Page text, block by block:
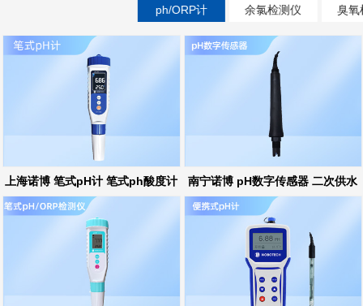
ph/ORP计 余氯检测仪 臭氧
上海诺博 笔式pH计 笔式ph酸度计 南宁诺博 pH数字传感器 二次供水
ph在线监测